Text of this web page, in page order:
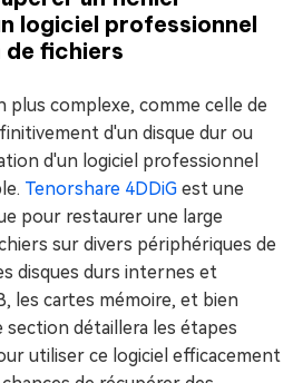
logiciel professionnel
fichiers
plus complexe, comme celle de
d'un disque dur ou
d'un logiciel professionnel
Tenorshare 4DDiG est une
pour restaurer une large
sur divers périphériques de
disques durs internes et
les cartes mémoire, et bien
section détaillera les étapes
utiliser ce logiciel efficacement